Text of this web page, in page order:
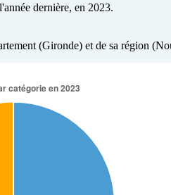
dernière, en 2023.
(Gironde) et de sa région